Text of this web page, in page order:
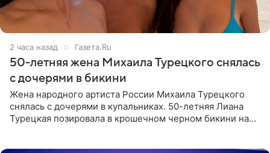
2 часа назад Газета.Ru
50-летняя жена Михаила Турецкого снялась
с дочерями в бикини
Жена народного артиста России Михаила Турецкого
снялась с дочерями в купальниках. 50-летняя Лиана
Турецкая позировала в крошечном черном бикини на